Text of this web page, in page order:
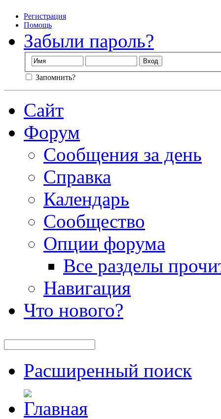
Регистрация
Помощь
Забыли пароль?
Запомнить?
Сайт
Форум
Сообщения за день
Справка
Календарь
Сообщество
Опции форума
Все разделы
Навигация
Что нового?
Расширенный поиск